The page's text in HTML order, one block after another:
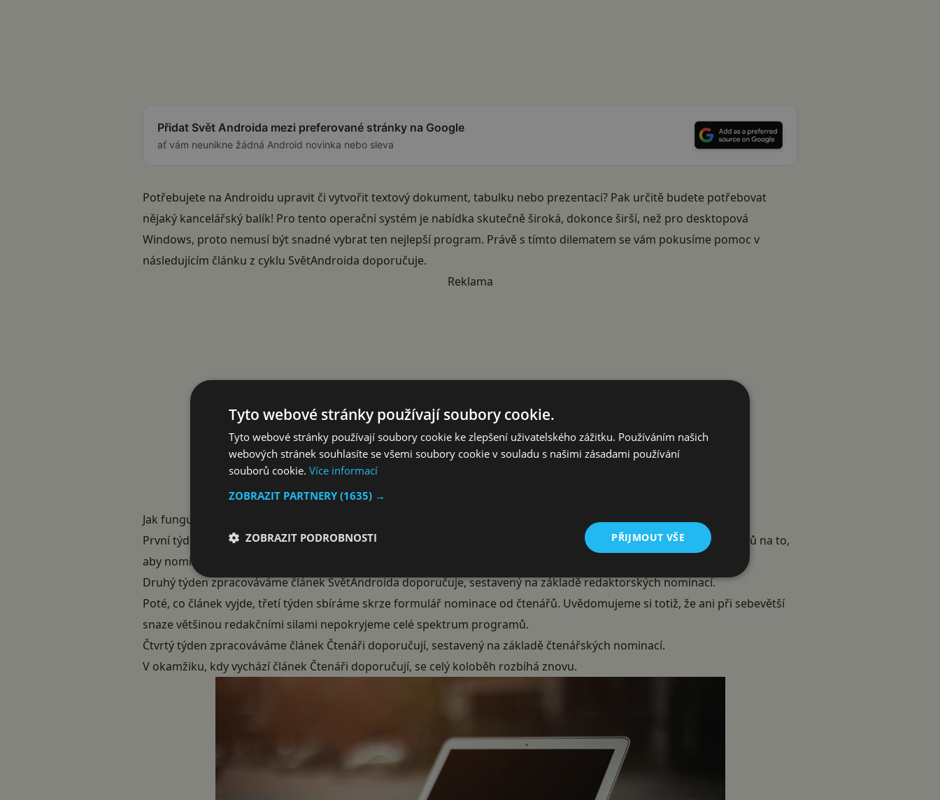
Přidat Svět Androida mezi preferované stránky na Google
ať vám neunikne žádná Android novinka nebo sleva
Potřebujete na Androidu upravit či vytvořit textový dokument, tabulku nebo prezentaci? Pak určitě budete potřebovat
nějaký kancelářský balík! Pro tento operační systém je nabídka skutečně široká, dokonce širší, než pro desktopová
Windows, proto nemusí být snadné vybrat ten nejlepší program. Právě s tímto dilematem se vám pokusíme pomoc v
následujícím článku z cyklu SvětAndroida doporučuje.
Reklama
Jak funguje cyklus SvětAndroida doporučuje/Čtenáři doporučují?
První týden vyhlašujeme v redakci téma následujícího kola cyklu SvětAndroida doporučuje. Redaktoři mají sedm dnů na to,
aby nominovali své oblíbené programy.
Druhý týden zpracováváme článek SvětAndroida doporučuje, sestavený na základě redaktorských nominací.
Poté, co článek vyjde, třetí týden sbíráme skrze formulář nominace od čtenářů. Uvědomujeme si totiž, že ani při sebevětší
snaze většinou redakčními silami nepokryjeme celé spektrum programů.
Čtvrtý týden zpracováváme článek Čtenáři doporučují, sestavený na základě čtenářských nominací.
V okamžiku, kdy vychází článek Čtenáři doporučují, se celý koloběh rozbíhá znovu.
Tyto webové stránky používají soubory cookie.
Tyto webové stránky používají soubory cookie ke zlepšení uživatelského zážitku. Používáním našich
webových stránek souhlasíte se všemi soubory cookie v souladu s našimi zásadami používání
souborů cookie. Více informací
ZOBRAZIT PARTNERY(1635) →
PŘIJMOUT VŠE
ZOBRAZIT PODROBNOSTI